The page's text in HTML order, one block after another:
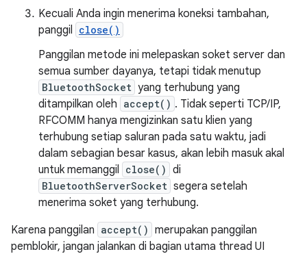
Kecuali Anda ingin menerima koneksi tambahan,
panggil close()
Panggilan metode ini melepaskan soket server dan
semua sumber dayanya, tetapi tidak menutup
BluetoothSocket yang terhubung yang
ditampilkan oleh accept() . Tidak seperti TCP/IP,
RFCOMM hanya mengizinkan satu klien yang
terhubung setiap saluran pada satu waktu, jadi
dalam sebagian besar kasus, akan lebih masuk akal
untuk memanggil close() di
BluetoothServerSocket segera setelah
menerima soket yang terhubung.
Karena panggilan accept() merupakan panggilan
pemblokir, jangan jalankan di bagian utama thread UI